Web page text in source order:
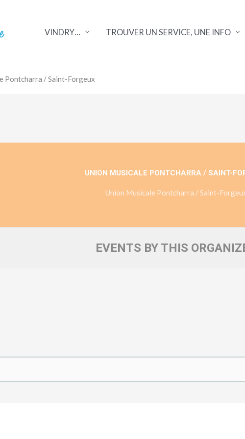
VINDRY… TROUVER UN SERVICE, UNE INFO
Pontcharra / Saint-Forgeux
UNION MUSICALE PONTCHARRA / SAINT-
Union Musicale Pontcharra / Saint-
EVENTS BY THIS